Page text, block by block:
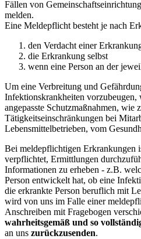
Fällen von
melden.
Eine Meldepflicht besteht je nach
den Verdacht einer
die Erkrankung selbst
wenn eine Person an der
Um eine Verbreitung und
Infektionskrankheiten
angepasste Schutzmaßnahmen, wie
Tätigkeitseinschränkungen bei
Lebensmittelbetrieben, vom
Bei meldepflichtigen Erkrankungen
verpflichtet, Ermittlungen
Informationen zu erheben - z.B.
Person entwickelt hat, ob eine
die erkrankte Person beruflich mit
wird von uns im Falle einer
Anschreiben mit Fragebogen
wahrheitsgemäß und so
an uns zurückzusenden.